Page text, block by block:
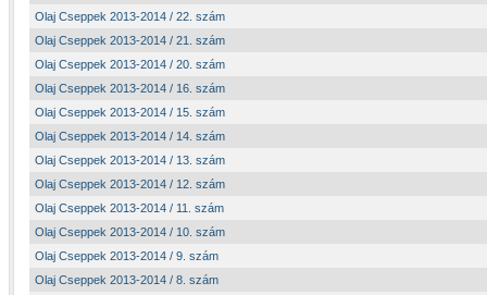
Olaj Cseppek 2013-2014 / 22. szám
Olaj Cseppek 2013-2014 / 21. szám
Olaj Cseppek 2013-2014 / 20. szám
Olaj Cseppek 2013-2014 / 16. szám
Olaj Cseppek 2013-2014 / 15. szám
Olaj Cseppek 2013-2014 / 14. szám
Olaj Cseppek 2013-2014 / 13. szám
Olaj Cseppek 2013-2014 / 12. szám
Olaj Cseppek 2013-2014 / 11. szám
Olaj Cseppek 2013-2014 / 10. szám
Olaj Cseppek 2013-2014 / 9. szám
Olaj Cseppek 2013-2014 / 8. szám